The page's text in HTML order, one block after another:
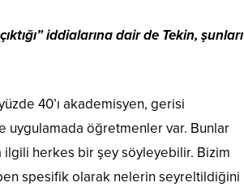
iddialarına dair de Tekin, şunları
40’ı akademisyen, gerisi
uygulamada öğretmenler var. Bunlar
herkes bir şey söyleyebilir. Bizim
spesifik olarak nelerin seyreltildiğini